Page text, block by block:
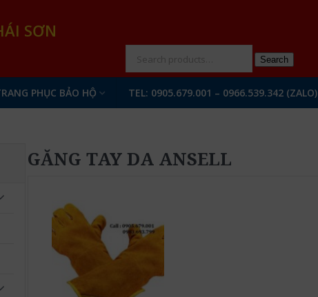
SƠN
Search
PHỤC BẢO HỘ TEL: 0905.679.001 – 0966.539.342 (ZALO)
GĂNG TAY DA ANSELL